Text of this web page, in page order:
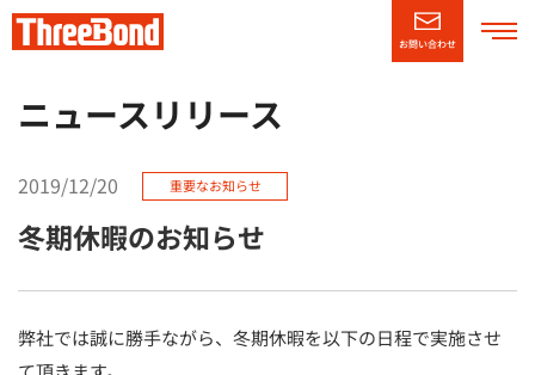
お問い合わせ
企業情報
製品情報
技術・サポート情報
ニュースリリース
2019/12/20 重要なお知らせ
冬期休暇のお知らせ
弊社では誠に勝手ながら、冬期休暇を以下の日程で実施させ